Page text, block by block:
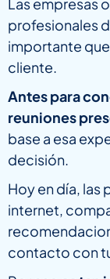
Las empresas
profesionales
importante
cliente.
Antes para
reuniones
base a esa
decisión.
Hoy en día, las
internet,
contacto con